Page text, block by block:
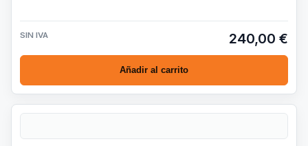
SIN IVA 240,00 €
Añadir al carrito